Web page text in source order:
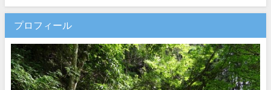
プロフィール